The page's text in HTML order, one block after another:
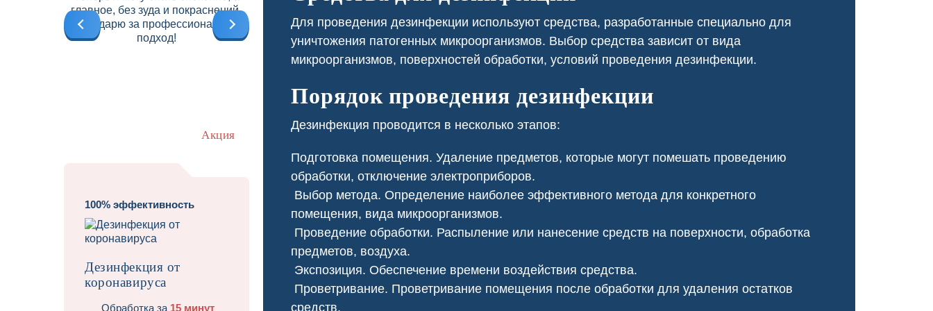
главное, без зуда и покраснений.
Благодарю за профессиональный
подход!
Акция
100% эффективность
Дезинфекция от
коронавируса
Обработка за 15 минут
Травить клопов Сеноед в доме Чумка у щенка
Для проведения дезинфекции используют средства, разработанные специально для
уничтожения патогенных микроорганизмов. Выбор средства зависит от вида
микроорганизмов, поверхностей обработки, условий проведения дезинфекции.
Порядок проведения дезинфекции
Дезинфекция проводится в несколько этапов:
Подготовка помещения. Удаление предметов, которые могут помешать проведению
обработки, отключение электроприборов.
Выбор метода. Определение наиболее эффективного метода для конкретного
помещения, вида микроорганизмов.
Проведение обработки. Распыление или нанесение средств на поверхности, обработка
предметов, воздуха.
Экспозиция. Обеспечение времени воздействия средства.
Проветривание. Проветривание помещения после обработки для удаления остатков
средств.